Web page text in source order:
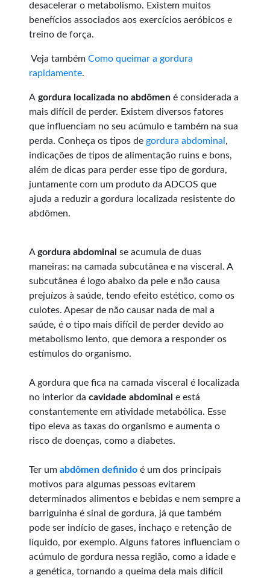
desacelerar o metabolismo. Existem muitos
benefícios associados aos exercícios aeróbicos e
treino de força.
Veja também Como queimar a gordura
rapidamente.
A gordura localizada no abdômen é considerada a
mais difícil de perder. Existem diversos fatores
que influenciam no seu acúmulo e também na sua
perda. Conheça os tipos de gordura abdominal ,
indicações de tipos de alimentação ruins e bons,
além de dicas para perder esse tipo de gordura,
juntamente com um produto da ADCOS que
ajuda a reduzir a gordura localizada resistente do
abdômen.
Agordura abdominal se acumula de duas
maneiras: na camada subcutânea e na visceral. A
subcutânea é logo abaixo da pele e não causa
prejuízos à saúde, tendo efeito estético, como os
culotes. Apesar de não causar nada de mal a
saúde, é o tipo mais difícil de perder devido ao
metabolismo lento, que demora a responder os
estímulos do organismo.
A gordura que fica na camada visceral é localizada
no interior da cavidade abdominal e está
constantemente em atividade metabólica. Esse
tipo eleva as taxas do organismo e aumenta o
risco de doenças, como a diabetes.
Ter um abdômen definido é um dos principais
motivos para algumas pessoas evitarem
determinados alimentos e bebidas e nem sempre a
barriguinha é sinal de gordura, já que também
pode ser indício de gases, inchaço e retenção de
líquido, por exemplo. Alguns fatores influenciam o
acúmulo de gordura nessa região, como a idade e
a genética, tornando a queima dela mais difícil